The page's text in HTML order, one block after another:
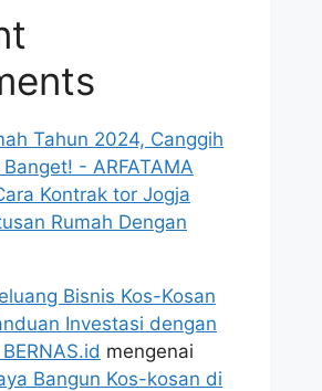
Tahun 2024, Canggih
- ARFATAMA
Kontrak tor Jogja
Rumah Dengan
Bisnis Kos-Kosan
Investasi dengan
mengenai
Bangun Kos-kosan di